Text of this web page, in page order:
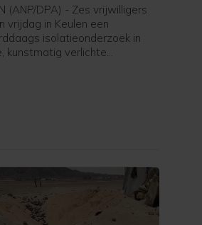
(ANP/DPA) - Zes vrijwilligers
vrijdag in Keulen een
isolatieonderzoek in
kunstmatig verlichte